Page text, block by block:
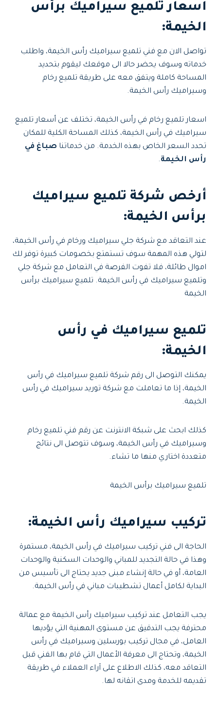
اسعار تلميع سيراميك برأس
الخيمة:
تواصل الان مع فني تلميع سيراميك رأس الخيمة، واطلب
خدماته وسوف يحضر حالا الى موقعك ليقوم بتحديد
المساحة كاملة ويتفق معه على طريقة تلميع رخام
وسيراميك رأس الخيمة.
اسعار تلميع رخام في رأس الخيمة، تختلف عن أسعار تلميع
سيراميك في رأس الخيمة، كذلك المساحة الكلية للمكان
تحدد السعر الخاص بهذه الخدمة. من خدماتنا صباغ في
رأس الخيمة.
أرخص شركة تلميع سيراميك
برأس الخيمة:
عند التعاقد مع شركة جلي سيراميك ورخام في رأس الخيمة،
لتولي هذه المهمة سوف تستمتع بخصومات كبيرة توفر لك
اموال طائلة، فلا تفوت الفرصة في التعامل مع شركة جلي
وتلميع سيراميك في رأس الخيمة. تلميع سيراميك برأس
الخيمة
تلميع سيراميك في رأس
الخيمة:
يمكنك التوصل الى رقم شركة تلميع سيراميك في رأس
الخيمة، إذا ما تعاملت مع شركة توريد سيراميك في رأس
الخيمة.
كذلك ابحث على شبكة الانترنت عن رقم فني تلميع رخام
وسيراميك في رأس الخيمة، وسوف تتوصل الى نتائج
متعددة اختاري منها ما تشاء.
تلميع سيراميك برأس الخيمة
تركيب سيراميك رأس الخيمة:
الحاجة الى فني تركيب سيراميك في رأس الخيمة، مستمرة
وهذا في حالة التجديد للمباني والوحدات السكنية والوحدات
العامة، أو في حالة إنشاء مبنى جديد يحتاج الى تأسيس من
البداية لكامل أعمال تشطيبات مباني في رأس الخيمة.
يجب التعامل عند تركيب سيراميك رأس الخيمة مع عمالة
محترفة يجب التدقيق عن مستوى المهنية التي يؤديها
العامل، في مجال تركيب بورسلين وسيراميك في رأس
الخيمة، وتحتاج الى معرفة الأعمال التي قام بها الفني قبل
التعاقد معه، كذلك الاطلاع على آراء العملاء في طريقة
تقديمه للخدمة ومدى اتقانه لها.